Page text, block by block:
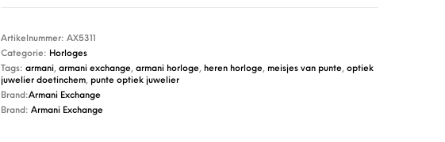
Artikelnummer: AX5311
Categorie: Horloges
Tags: armani, armani exchange, armani horloge, heren horloge, meisjes van punte, optiek
juwelier doetinchem, punte optiek juwelier
Brand:Armani Exchange
Brand: Armani Exchange